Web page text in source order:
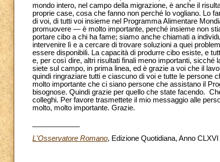
mondo intero, nel campo della migrazione, è anche il
proprie case, cosa che fanno non perché lo vogliano. Lo
di voi, di tutti voi insieme nel Programma Alimentare
promuovere — è molto importante, perché insieme non
portare cibo a chi ha fame; siamo anche chiamati a
intervenire lì e a cercare di trovare soluzioni a quei
essere disponibili. La capacità di produrre cibo esiste, e
e, per così dire, altri risultati finali meno importanti, sicché
siete sul campo, in prima linea, ed è grazie a voi che il
quindi ringraziare tutti e ciascuno di voi e tutte le persone
molto importante che ci siano persone che assistano il
bisognose. Quindi grazie per quello che state facendo.
colleghi. Per favore trasmettete il mio messaggio alle
molto, molto importante. Grazie.
L'Osservatore Romano, Edizione Quotidiana, Anno